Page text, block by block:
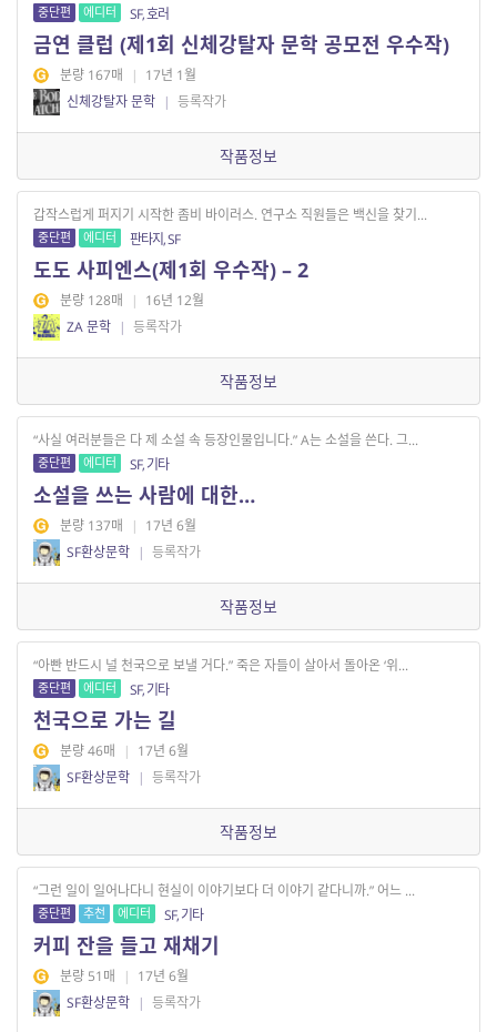
중단편 에디터 SF, 호러
금연 클럽 (제1회 신체강탈자 문학 공모전 우수작)
분량 167매 | 17년 1월
신체강탈자 문학 | 등록작가
작품정보
갑작스럽게 퍼지기 시작한 좀비 바이러스. 연구소 직원들은 백신을 찾기...
중단편 에디터 판타지, SF
도도 사피엔스(제1회 우수작) – 2
분량 128매 | 16년 12월
ZA 문학 | 등록작가
작품정보
“사실 여러분들은 다 제 소설 속 등장인물입니다.” A는 소설을 쓴다. 그...
중단편 에디터 SF, 기타
소설을 쓰는 사람에 대한…
분량 137매 | 17년 6월
SF환상문학 | 등록작가
작품정보
“아빤 반드시 널 천국으로 보낼 거다.” 죽은 자들이 살아서 돌아온 ‘위...
중단편 에디터 SF, 기타
천국으로 가는 길
분량 46매 | 17년 6월
SF환상문학 | 등록작가
작품정보
“그런 일이 일어나다니 현실이 이야기보다 더 이야기 같다니까.” 어느 ...
중단편 추천 에디터 SF, 기타
커피 잔을 들고 재채기
분량 51매 | 17년 6월
SF환상문학 | 등록작가